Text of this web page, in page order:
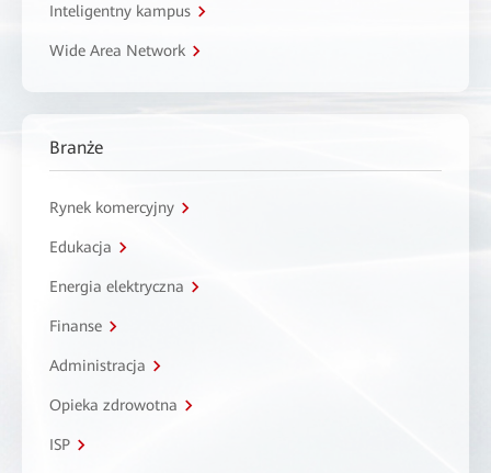
Inteligentny kampus
Wide Area Network
Branże
Rynek komercyjny
Edukacja
Energia elektryczna
Finanse
Administracja
Opieka zdrowotna
ISP